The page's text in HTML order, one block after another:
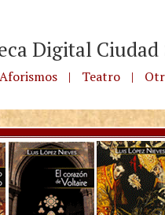
Digital Ciudad
Aforismos | Teatro |